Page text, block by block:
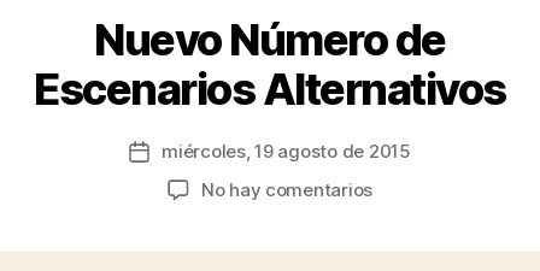
CategoríasNuevo Número de
Escenarios Alternativos
de
la
e
s
ú
R
g
Fechamiércoles, 19 agosto de 2015
No hay comentariosen